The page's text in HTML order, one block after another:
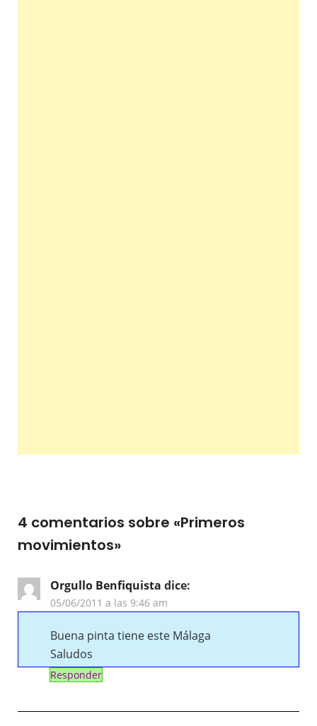
4 comentarios sobre «Primeros
movimientos»
Orgullo Benfiquista dice:
05/06/2011 a las 9:46 am
Buena pinta tiene este Málaga
Saludos
Responder